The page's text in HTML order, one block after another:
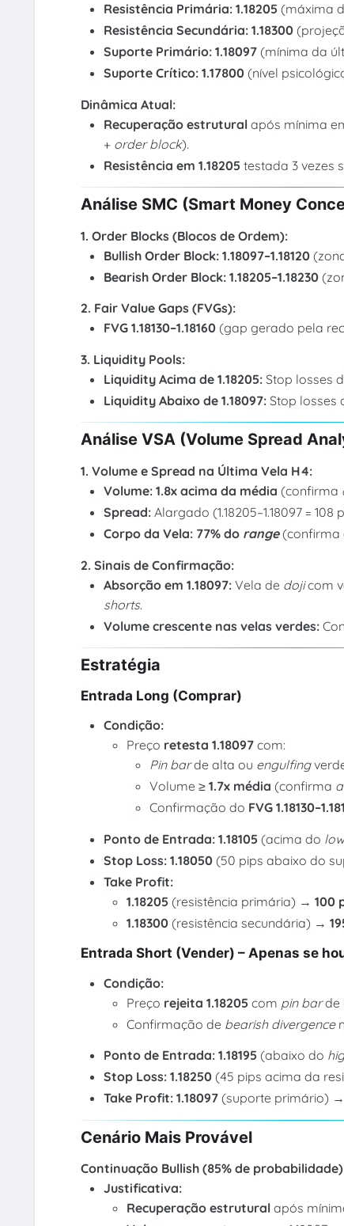
Resistência Primária: 1.18205 (máxima
Resistência Secundária: 1.18300
Suporte Primário: 1.18097 (mínima da
Suporte Crítico: 1.17800 (nível
Dinâmica Atual:
Recuperação estrutural após mínima
+ order block).
Resistência em 1.18205 testada 3 vezes
Análise SMC (Smart Money
1. Order Blocks (Blocos de Ordem):
Bullish Order Block: 1.18097–1.18120
Bearish Order Block: 1.18205–1.18230
2. Fair Value Gaps (FVGs):
FVG 1.18130–1.18160 (gap gerado pela
3. Liquidity Pools:
Liquidity Acima de 1.18205: Stop losses
Liquidity Abaixo de 1.18097: Stop losses
Análise VSA (Volume Spread
1. Volume e Spread na Última Vela H4:
Volume: 1.8x acima da média (confirma
Spread: Alargado (1.18205–1.18097 = 108
Corpo da Vela: 77% do range(confirma
2. Sinais de Confirmação:
Absorção em 1.18097: Vela de dojicom
shorts.
Volume crescente nas velas verdes:
Estratégia
Entrada Long (Comprar)
Condição:
Preço retesta 1.18097 com:
Pin barde alta ou engulfing
Volume ≥1.7x média (confirma
Confirmação do FVG
Ponto de Entrada: 1.18105 (acima do
Stop Loss: 1.18050 (50 pips abaixo do
Take Profit:
1.18205 (resistência primária) →100
1.18300 (resistência secundária) →
Entrada Short (Vender) – Apenas se
Condição:
Preço rejeita 1.18205 com pin barde
Confirmação de bearish divergence
Ponto de Entrada: 1.18195 (abaixo do
Stop Loss: 1.18250 (45 pips acima da
Take Profit: 1.18097 (suporte primário)
Cenário Mais Provável
Continuação Bullish (85% de probabilidade)
Justificativa:
Recuperação estrutural após